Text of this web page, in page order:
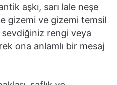
aşkı, sarı lale neşe
gizemi ve gizemi temsil
sevdiğiniz rengi veya
ona anlamlı bir mesaj